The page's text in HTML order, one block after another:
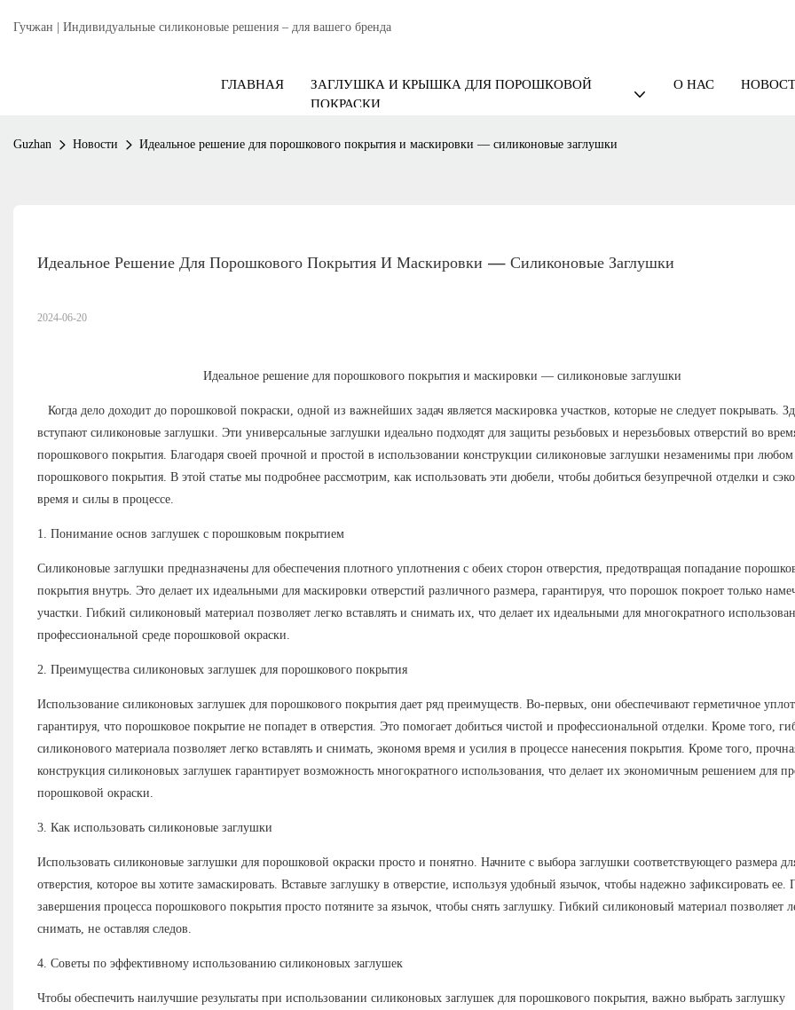
Гучжан | Индивидуальные силиконовые решения – для вашего бренда
ГЛАВНАЯ
ЗАГЛУШКА И КРЫШКА ДЛЯ ПОРОШКОВОЙ
ПОКРАСКИ
О НАС
Guzhan Новости Идеальное решение для порошкового покрытия и маскировки — силиконовые заглушки
Идеальное Решение Для Порошкового Покрытия И Маскировки — Силиконовые Заглушки
2024-06-20
Идеальное решение для порошкового покрытия и маскировки — силиконовые заглушки
Когда дело доходит до порошковой покраски, одной из важнейших задач является маскировка участков, которые не следует покрывать.
вступают силиконовые заглушки. Эти универсальные заглушки идеально подходят для защиты резьбовых и нерезьбовых отверстий во
порошкового покрытия. Благодаря своей прочной и простой в использовании конструкции силиконовые заглушки незаменимы при любом
порошкового покрытия. В этой статье мы подробнее рассмотрим, как использовать эти дюбели, чтобы добиться безупречной отделки и
время и силы в процессе.
1. Понимание основ заглушек с порошковым покрытием
Силиконовые заглушки предназначены для обеспечения плотного уплотнения с обеих сторон отверстия, предотвращая попадание
покрытия внутрь. Это делает их идеальными для маскировки отверстий различного размера, гарантируя, что порошок покроет только
участки. Гибкий силиконовый материал позволяет легко вставлять и снимать их, что делает их идеальными для многократного
профессиональной среде порошковой окраски.
2. Преимущества силиконовых заглушек для порошкового покрытия
Использование силиконовых заглушек для порошкового покрытия дает ряд преимуществ. Во-первых, они обеспечивают герметичное
гарантируя, что порошковое покрытие не попадет в отверстия. Это помогает добиться чистой и профессиональной отделки. Кроме того,
силиконового материала позволяет легко вставлять и снимать, экономя время и усилия в процессе нанесения покрытия. Кроме того,
конструкция силиконовых заглушек гарантирует возможность многократного использования, что делает их экономичным решением для
порошковой окраски.
3. Как использовать силиконовые заглушки
Использовать силиконовые заглушки для порошковой окраски просто и понятно. Начните с выбора заглушки соответствующего размера
отверстия, которое вы хотите замаскировать. Вставьте заглушку в отверстие, используя удобный язычок, чтобы надежно зафиксировать ее.
завершения процесса порошкового покрытия просто потяните за язычок, чтобы снять заглушку. Гибкий силиконовый материал позволяет
снимать, не оставляя следов.
4. Советы по эффективному использованию силиконовых заглушек
Чтобы обеспечить наилучшие результаты при использовании силиконовых заглушек для порошкового покрытия, важно выбрать заглушку